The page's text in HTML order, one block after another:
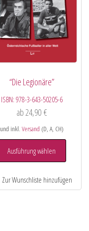
“Die Legionäre”
ISBN: 978-3-643-50205-6
ab24,90 €
und inkl. Versand (D, A, CH)
Ausführung wählen